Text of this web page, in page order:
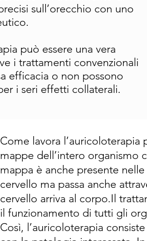
sull’orecchio con uno
può essere una vera
i trattamenti convenzionali
efficacia o non possono
i seri effetti collaterali.
Come lavora
mappe dell’intero organismo
mappa è anche presente
cervello ma passa anche
cervello arriva al corpo.Il
il funzionamento di tutti gli
Così, l’auricoloterapia